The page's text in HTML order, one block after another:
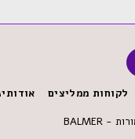
לקוחות ממליצים
BALMER